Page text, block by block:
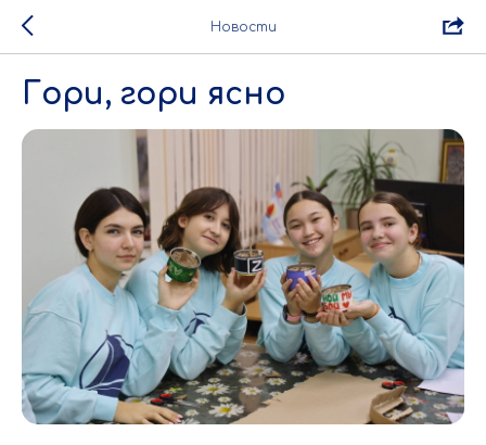
Новости
Гори, гори ясно